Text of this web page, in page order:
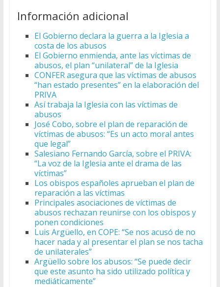
Información adicional
El Gobierno declara la guerra a la Iglesia a
costa de los abusos
El Gobierno enmienda, ante las víctimas de
abusos, el plan “unilateral” de la Iglesia
CONFER asegura que las víctimas de abusos
“han estado presentes” en la elaboración del
PRIVA
Así trabaja la Iglesia con las víctimas de
abusos
José Cobo, sobre el plan de reparación de
víctimas de abusos: “Es un acto moral antes
que legal”
Salesiano Fernando García, sobre el PRIVA:
“La voz de la Iglesia ante el drama de las
víctimas”
Los obispos españoles aprueban el plan de
reparación a las víctimas
Principales asociaciones de víctimas de
abusos rechazan reunirse con los obispos y
ponen condiciones
Luis Argüello, en COPE: “Se nos acusó de no
hacer nada y al presentar el plan se nos tacha
de unilaterales”
Argüello sobre los abusos: “Se puede decir
que este asunto ha sido utilizado política y
mediáticamente”